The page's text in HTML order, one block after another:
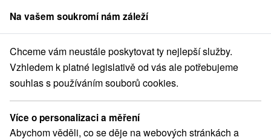
člen skupinySorger
Pobyty na Slovensku Wellness pobyty
Wellness pobyty
Kategorie
Na vašem soukromí nám záleží
Chceme vám neustále poskytovat ty nejlepší služby.
Vzhledem k platné legislativě od vás ale potřebujeme
souhlas s používáním souborů cookies.
Více o personalizaci a měření
Abychom věděli, co se děje na webových stránkách a